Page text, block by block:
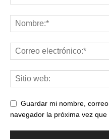
Guardar mi nombre,
navegador la próxima vez que